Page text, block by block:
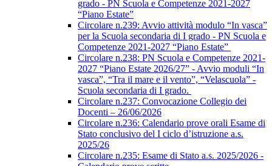
grado - PN Scuola e Competenze 2021-2027
“Piano Estate”
Circolare n.239: Avvio attività modulo “In vasca”
per la Scuola secondaria di I grado - PN Scuola e
Competenze 2021-2027 “Piano Estate”
Circolare n.238: PN Scuola e Competenze 2021-
2027 “Piano Estate 2026/27” - Avvio moduli “In
vasca”, “Tra il mare e il vento”, “Velascuola” -
Scuola secondaria di I grado.
Circolare n.237: Convocazione Collegio dei
Docenti – 26/06/2026
Circolare n.236: Calendario prove orali Esame di
Stato conclusivo del I ciclo d’istruzione a.s.
2025/26
Circolare n.235: Esame di Stato a.s. 2025/2026 -